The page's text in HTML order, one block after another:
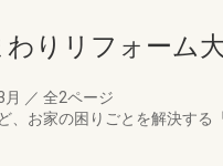
りリフォーム
／ 全2ページ
、お家の困りごとを解決す